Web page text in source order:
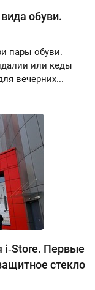
обуви.
пары обуви.
или кеды
вечерних...
i‑Store. Первые
стекло